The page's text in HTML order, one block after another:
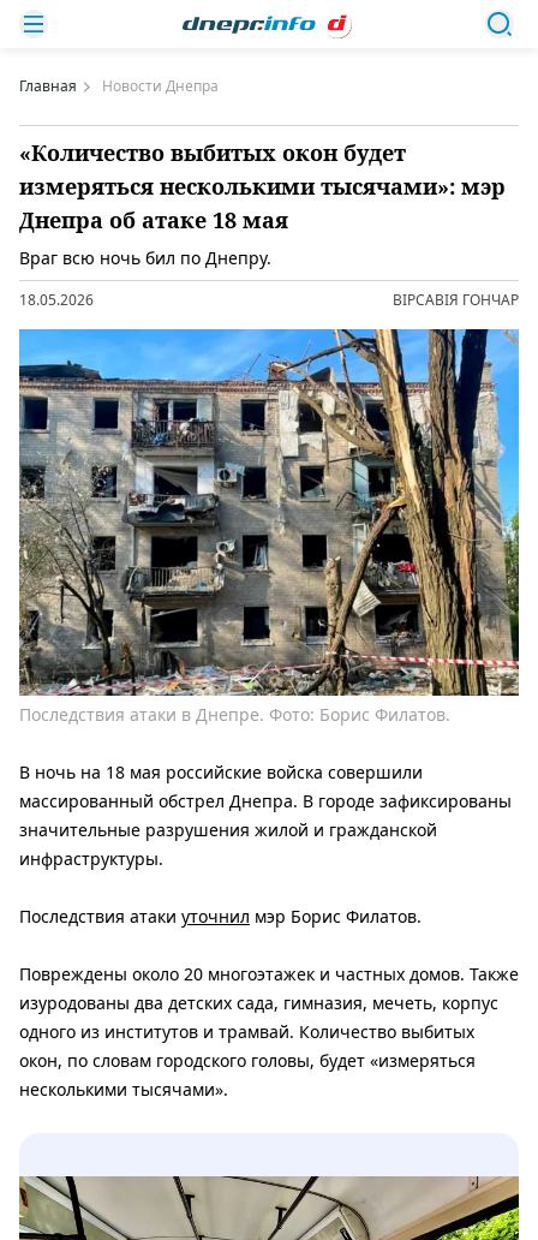
Главная Новости Днепра
«Количество выбитых окон будет
измеряться несколькими тысячами»: мэр
Днепра об атаке 18 мая
Враг всю ночь бил по Днепру.
18.05.2026 ВІРСАВІЯ ГОНЧАР
Последствия атаки в Днепре. Фото: Борис Филатов.
В ночь на 18 мая российские войска совершили
массированный обстрел Днепра. В городе зафиксированы
значительные разрушения жилой и гражданской
инфраструктуры.
Последствия атаки уточнил мэр Борис Филатов.
Повреждены около 20 многоэтажек и частных домов. Также
изуродованы два детских сада, гимназия, мечеть, корпус
одного из институтов и трамвай. Количество выбитых
окон, по словам городского головы, будет «измеряться
несколькими тысячами».